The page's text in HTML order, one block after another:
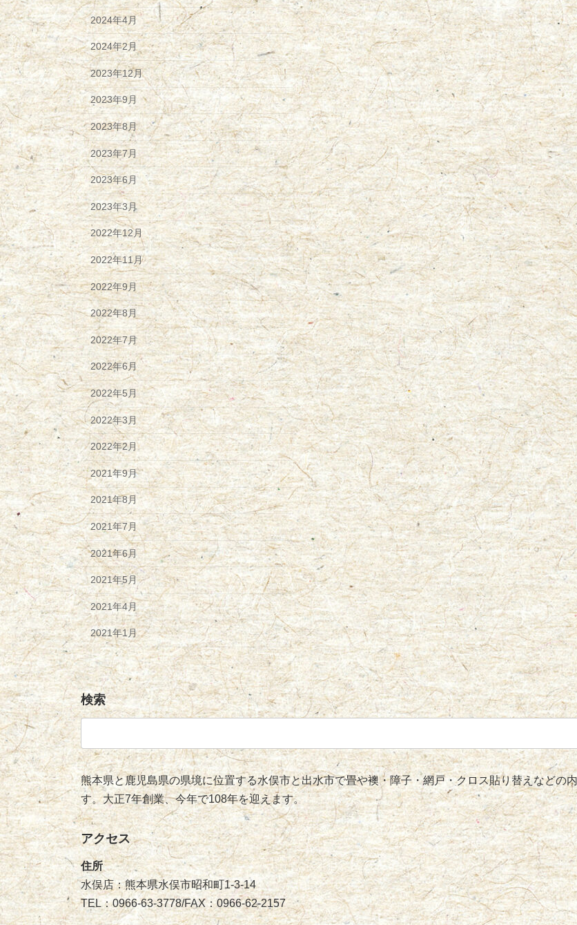
2024年4月
2024年2月
2023年12月
2023年9月
2023年8月
2023年7月
2023年6月
2023年3月
2022年12月
2022年11月
2022年9月
2022年8月
2022年7月
2022年6月
2022年5月
2022年3月
2022年2月
2021年9月
2021年8月
2021年7月
2021年6月
2021年5月
2021年4月
2021年1月
検索
熊本県と鹿児島県の県境に位置する水俣市と出水市で畳や襖・障子・網戸・クロス貼り替えなどの
す。大正7年創業、今年で108年を迎えます。
アクセス
住所
水俣店：熊本県水俣市昭和町1-3-14
TEL：0966-63-3778/FAX：0966-62-2157